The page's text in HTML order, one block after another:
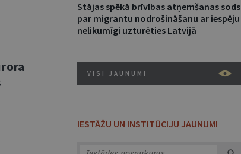
Stājas spēkā brīvības atņemšanas sods
par migrantu nodrošināšanu ar iespēju
nelikumīgi uzturēties Latvijā
VISI JAUNUMI
IESTĀŽU UN INSTITŪCIJU JAUNUMI